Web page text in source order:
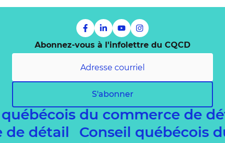
Abonnez-vous à l'infolettre du CQCD
S'abonner
du commerce de
de détail
Conseil québécois